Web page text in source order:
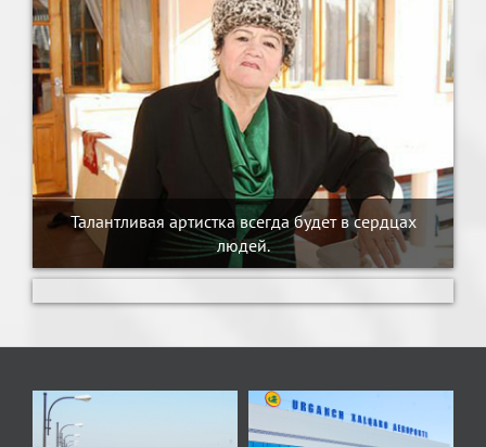
Талантливая артистка всегда будет в сердцах
людей.